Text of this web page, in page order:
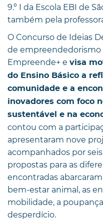
9.º I da Escola EBI de
também pela
O Concurso de Ideias
de empreendedorismo
Empreende+ e visa
do Ensino Básico a
comunidade e a
inovadores com foco
sustentável e na
contou com a
apresentaram nove
acompanhados por
propostas para as
encontradas
bem-estar animal, as
mobilidade, a
desperdício.